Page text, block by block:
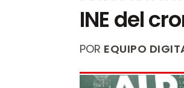
INE del
POR EQUIPO